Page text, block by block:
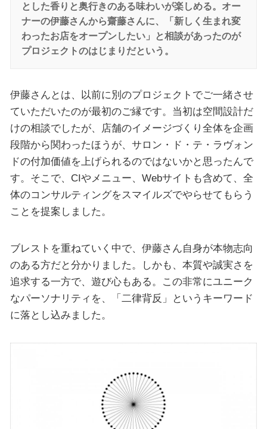
とした香りと奥行きのある味わいが楽しめる。オー
ナーの伊藤さんから齋藤さんに、「新しく生まれ変
わったお店をオープンしたい」と相談があったのが
プロジェクトのはじまりだという。
伊藤さんとは、以前に別のプロジェクトでご一緒させ
ていただいたのが最初のご縁です。当初は空間設計だ
けの相談でしたが、店舗のイメージづくり全体を企画
段階から関わったほうが、サロン・ド・テ・ラヴォン
ドの付加価値を上げられるのではないかと思ったんで
す。そこで、CIやメニュー、Webサイトも含めて、全
体のコンサルティングをスマイルズでやらせてもらう
ことを提案しました。
ブレストを重ねていく中で、伊藤さん自身が本物志向
のある方だと分かりました。しかも、本質や誠実さを
追求する一方で、遊び心もある。この非常にユニーク
なパーソナリティを、「二律背反」というキーワード
に落とし込みました。